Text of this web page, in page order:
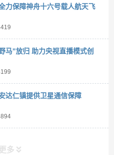
力保障神舟十六号载人航天飞
马”放归 助力央视直播模式创
达仁镇提供卫星通信保障
多